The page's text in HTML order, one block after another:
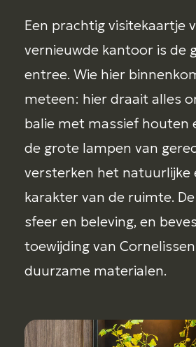
Een prachtig visitekaartje
vernieuwde kantoor is de
entree. Wie hier
meteen: hier draait alles
balie met massief houten
de grote lampen van
versterken het natuurlijke
karakter van de ruimte.
sfeer en beleving, en
toewijding van
duurzame materialen.